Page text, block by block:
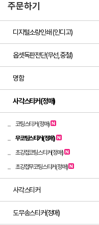
주문하기
디지털소량인쇄 (인디고)
옵셋독판전단(무선,중철)
명함
사각스티커(정매)
코팅스티커(정매)
무코팅스티커(정매)
초강접코팅스티커(정매)
초강접무코팅스티커(정매)
사각스티커
도무송스티커(정매)